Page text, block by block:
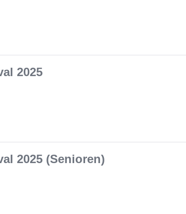
2025
2025 (Senioren)